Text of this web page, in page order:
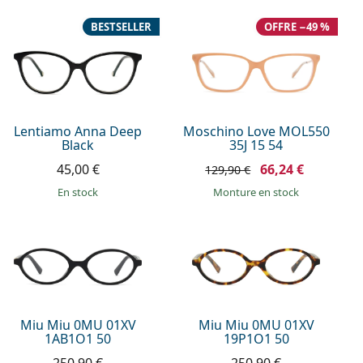
Lentiamo Anna Deep
Black
BESTSELLER
45,00 €
en stock
Moschino Love MOL550
35J 15 54
OFFRE −49 %
129,90 € 66,24 €
Monture en stock
Miu Miu 0MU 01XV
1AB1O1 50
Miu Miu 0MU 01XV
19P1O1 50